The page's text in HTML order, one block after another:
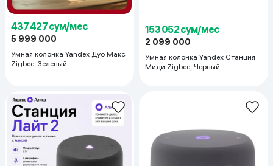
437 427 сум/мес
5 999 000
Умная колонка Yandex Дуо Макс
Zigbee, Зеленый
153 052 сум/мес
2 099 000
Умная колонка Yandex Станция
Миди Zigbee, Черный